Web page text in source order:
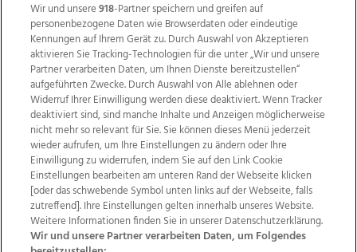
Wir über uns Mediadaten Kontakt
Jobs
Datenschutz
Impressum
AGB Anzeigekunden
AGB Website
Ehrenkodex Politische Werbung
Wir und unsere918-Partner speichern und greifen auf
personenbezogene Daten wie Browserdaten oder eindeutige
Kennungen auf Ihrem Gerät zu. Durch Auswahl von Akzeptieren
aktivieren Sie Tracking-Technologien für die unter „Wir und unsere
Partner verarbeiten Daten, um Ihnen Dienste bereitzustellen“
aufgeführten Zwecke. Durch Auswahl von Alle ablehnen oder
Widerruf Ihrer Einwilligung werden diese deaktiviert. Wenn Tracker
deaktiviert sind, sind manche Inhalte und Anzeigen möglicherweise
nicht mehr so relevant für Sie. Sie können dieses Menü jederzeit
wieder aufrufen, um Ihre Einstellungen zu ändern oder Ihre
Einwilligung zu widerrufen, indem Sie auf den Link Cookie
Einstellungen bearbeiten am unteren Rand der Webseite klicken
[oder das schwebende Symbol unten links auf der Webseite, falls
zutreffend]. Ihre Einstellungen gelten innerhalb unseres Website.
Weitere Informationen finden Sie in unserer Datenschutzerklärung.
Wir und unsere Partner verarbeiten Daten, um Folgendes